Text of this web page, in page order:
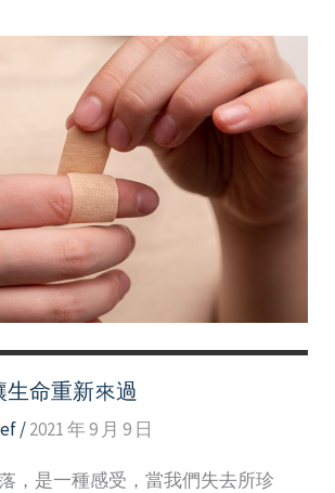
命重新來過
/2021 年 9 月 9 日
，是一種感受，當我們失去所珍